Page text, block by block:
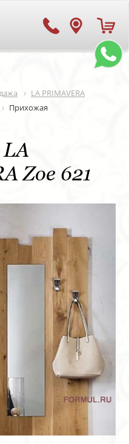
LA PRIMAVERA
Прихожая
Zoe 621